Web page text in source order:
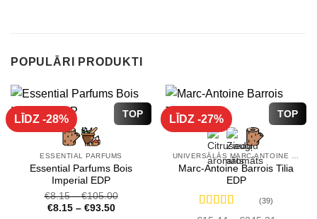
POPULĀRI PRODUKTI
TOP
LĪDZ -28%
ESSENTIAL PARFUMS
Essential Parfums Bois
Imperial EDP
€8.15–€105.00
€8.15– €93.50
TOP
LĪDZ -27%
UNIVERSĀLĀS MARC-ANTOINE BARROIS SMARŽAS
Marc-Antoine Barrois Tilia
EDP
(39)